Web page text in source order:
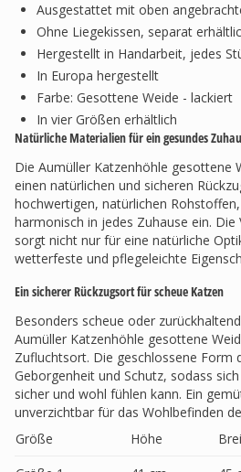
Ausgestattet mit oben
Ohne Liegekissen, separat
Hergestellt in Handarbeit, jedes
In Europa hergestellt
Farbe: Gesottene Weide - lackiert
In vier Größen erhältlich
Natürliche Materialien für ein gesundes
Die Aumüller Katzenhöhle gesottene
einen natürlichen und sicheren
hochwertigen, natürlichen
harmonisch in jedes Zuhause ein. Die
sorgt nicht nur für eine natürliche
wetterfeste und pflegeleichte
Ein sicherer Rückzugsort für scheue Katzen
Besonders scheue oder
Aumüller Katzenhöhle gesottene
Zufluchtsort. Die geschlossene Form
Geborgenheit und Schutz, sodass
sicher und wohl fühlen kann. Ein
unverzichtbar für das Wohlbefinden
Größe
Höhe